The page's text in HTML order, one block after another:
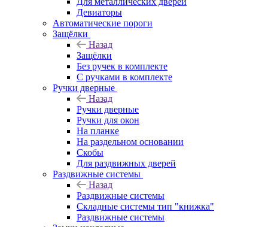
Девиаторы
Автоматические пороги
Защёлки
Назад
Защёлки
Без ручек в комплекте
С ручками в комплекте
Ручки дверные
Назад
Ручки дверные
Ручки для окон
На планке
На раздельном основании
Скобы
Для раздвижных дверей
Раздвижные системы
Назад
Раздвижные системы
Складные системы тип "книжка"
Раздвижные системы